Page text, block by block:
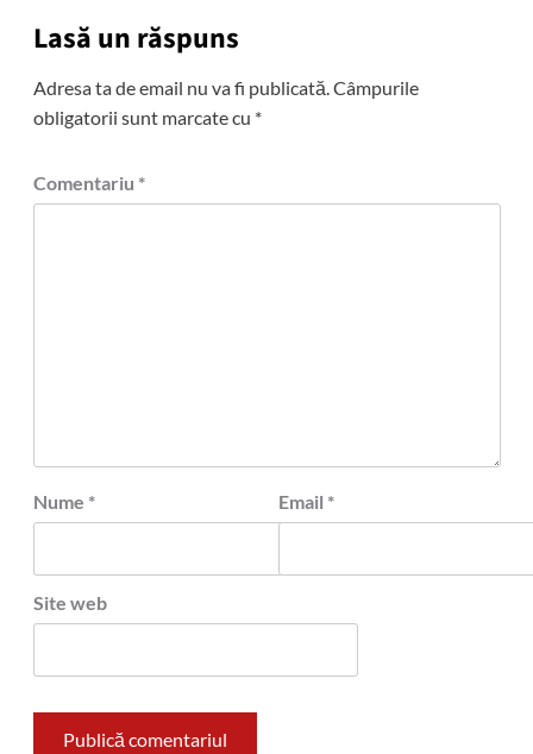
Lasă un răspuns
Adresa ta de email nu va fi publicată.Câmpurile
obligatorii sunt marcate cu *
Comentariu *
Nume * Email *
Site web